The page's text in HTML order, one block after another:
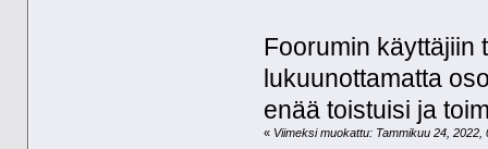
Foorumin käyttäjiin
lukuunottamatta
enää toistuisi ja
« Viimeksi muokattu: Tammikuu 24, 2022,